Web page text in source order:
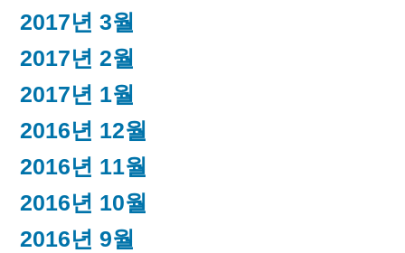
2017년 3월
2017년 2월
2017년 1월
2016년 12월
2016년 11월
2016년 10월
2016년 9월